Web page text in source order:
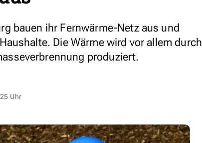
bauen ihr Fernwärme-Netz aus und
Die Wärme wird vor allem durch
produziert.
Uhr